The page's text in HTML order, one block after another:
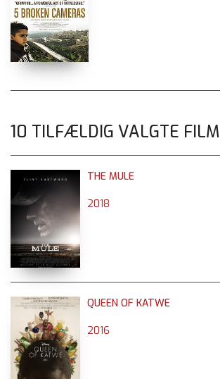
10 TILFÆLDIG VALGTE FILM
THE MULE
2018
QUEEN OF KATWE
2016